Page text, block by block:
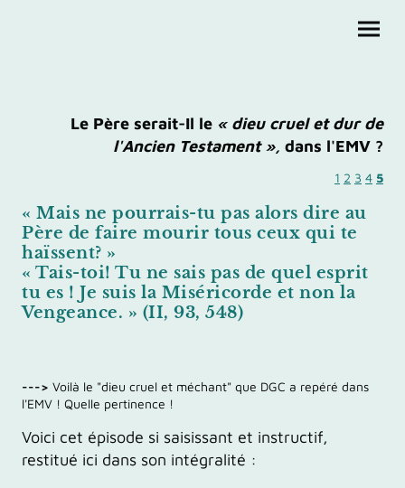
Le Père serait-Il le « dieu cruel et dur de
l'Ancien Testament », dans l'EMV ?
1 2 3 4 5
« Mais ne pourrais-tu pas alors dire au
Père de faire mourir tous ceux qui te
haïssent? »
« Tais-toi! Tu ne sais pas de quel esprit
tu es ! Je suis la Miséricorde et non la
Vengeance. » (II, 93, 548)
---> Voilà le "dieu cruel et méchant" que DGC a repéré dans
l'EMV ! Quelle pertinence !
Voici cet épisode si saisissant et instructif,
restitué ici dans son intégralité :